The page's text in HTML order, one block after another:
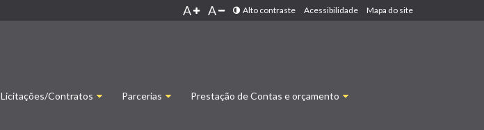
A A Alto contraste Acessibilidade Mapa do site
Licitações/Contratos Parcerias Prestação de Contas e orçamento